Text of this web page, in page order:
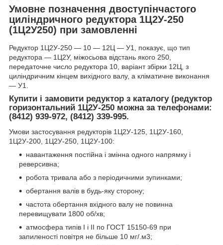
Умовне позначення двоступінчастого
циліндричного редуктора 1Ц2У-250
(1Ц2У250) при замовленні
Редуктор 1Ц2У-250 ― 10 ― 12Ц ― У1, показує, що тип
редуктора ― 1Ц2У, міжосьова відстань якого 250,
передаточне число редуктора 10, варіант збірки 12Ц, з
циліндричним кінцем вихідного валу, а кліматичне виконання
― У1.
Купити і замовити редуктор з каталогу (редуктор
горизонтальний 1Ц2У-250 можна за телефонами:
(8412) 939-972, (8412) 339-995.
Умови застосування редукторів 1Ц2У-125, 1Ц2У-160,
1Ц2У-200, 1Ц2У-250, 1Ц2У-100:
навантаження постійна і змінна одного напрямку і
реверсивна;
робота тривала або з періодичними зупинками;
обертання валів в будь-яку сторону;
частота обертання вхідного валу не повинна
перевищувати 1800 об/хв;
атмосфера типів I і II по ГОСТ 15150-69 при
запиленості повітря не більше 10 мг/.м3;